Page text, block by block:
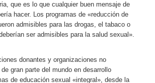
que es lo que cualquier buen mensaje de
hacer. Los programas de «reducción de
admisibles para las drogas, el tabaco o
ser admisibles para la salud sexual».
donantes y organizaciones no
gran parte del mundo en desarrollo
de educación sexual «integral», desde la